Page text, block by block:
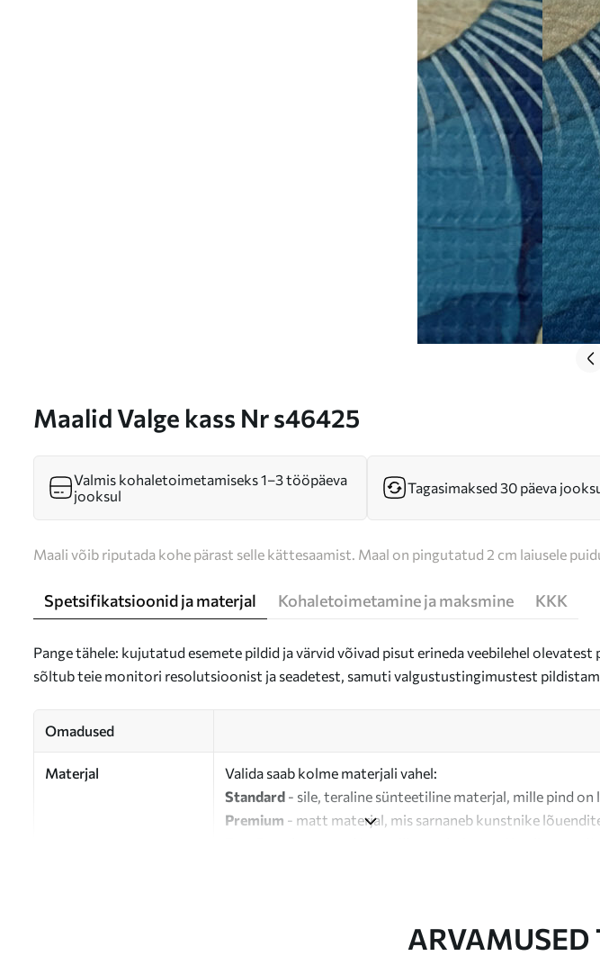
Maalid Valge kass Nr s46425
Valmis kohaletoimetamiseks 1–3 tööpäeva
jooksul
Tagasimaksed 30 päeva
Maali võib riputada kohe pärast selle kättesaamist. Maal on pingutatud 2 cm laiusele
Spetsifikatsioonid ja materjal Kohaletoimetamine ja maksmine KKK
Pange tähele: kujutatud esemete pildid ja värvid võivad pisut erineda veebilehel olevatest
sõltub teie monitori resolutsioonist ja seadetest, samuti valgustustingimustest
Omadused
Materjal
Valida saab kolme materjali vahel:
Standard - sile, teraline sünteetiline materjal, mille pind on
Premium - matt materjal, mis sarnaneb kunstnike
ARVAMUSED